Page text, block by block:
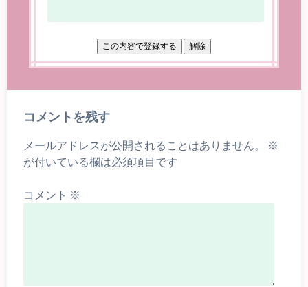
コメントを残す
メールアドレスが公開されることはありません。
※
が付いている欄は必須項目です
コメント ※